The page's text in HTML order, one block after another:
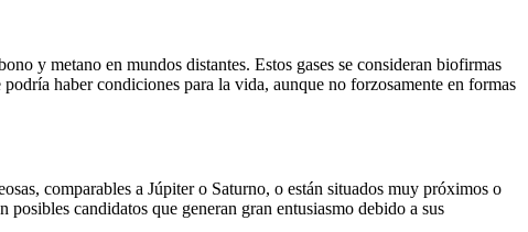
y metano en mundos distantes. Estos gases se consideran biofirmas
haber condiciones para la vida, aunque no forzosamente en formas
comparables a Júpiter o Saturno, o están situados muy próximos o
candidatos que generan gran entusiasmo debido a sus